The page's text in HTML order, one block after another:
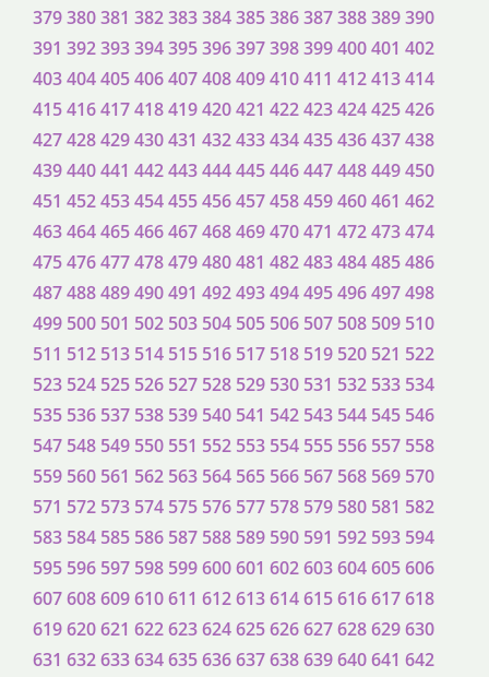
379380381 382383384385386387388389390
391 392393394395396397398399400401 402
403404405406407408409410411 412413414
415416417418419420421 422423424425426
427428429430431 432433434435436437438
439440441 442443444445446447448449450
451 452453454455456457458459460461 462
463464465466467468469470471 472473474
475476477478479480481 482483484485486
487488489490491 492493494495496497498
499 500 501 502 503 504 505 506 507 508 509 510
511 512 513 514 515 516 517 518 519 520 521 522
523 524 525 526 527 528 529 530 531 532 533 534
535 536 537 538 539 540 541 542 543 544 545 546
547 548 549 550 551 552 553 554 555 556 557 558
559 560 561 562 563 564 565 566 567 568 569 570
571 572 573 574 575 576 577 578 579 580 581 582
583 584 585 586 587 588 589 590 591 592 593 594
595 596 597 598 599600601 602603604605606
607608609610611 612613614615616617618
619620621 622623624625626627628629630
631 632633634635636637638639640641 642